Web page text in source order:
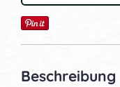
Beschreibung